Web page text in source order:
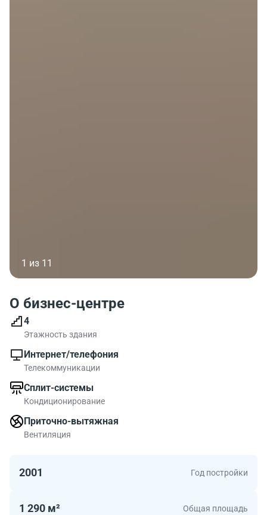
1 из 11
О бизнес-центре
4
Этажность здания
Интернет/телефония
Телекоммуникации
Сплит-системы
Кондиционирование
Приточно-вытяжная
Вентиляция
2001 Год постройки
1 290 м² Общая площадь